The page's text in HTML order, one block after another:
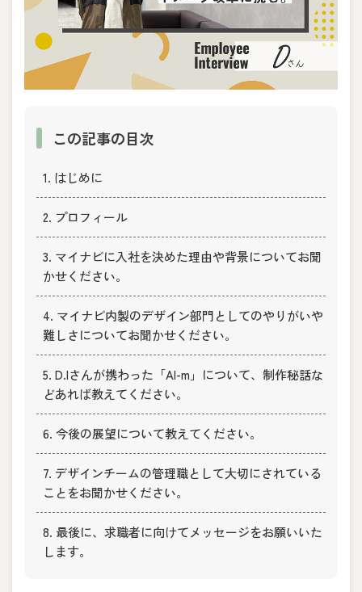
この記事の目次
1. はじめに
2. プロフィール
3. マイナビに入社を決めた理由や背景についてお聞
かせください。
4. マイナビ内製のデザイン部門としてのやりがいや
難しさについてお聞かせください。
5. D.Iさんが携わった「AI-m」について、制作秘話な
どあれば教えてください。
6. 今後の展望について教えてください。
7. デザインチームの管理職として大切にされている
ことをお聞かせください。
8. 最後に、求職者に向けてメッセージをお願いいた
します。